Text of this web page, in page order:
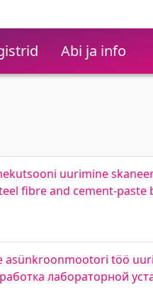
Abi ja info
uurimine
fibre and cement-
asünkroonmootori töö
лабораторной